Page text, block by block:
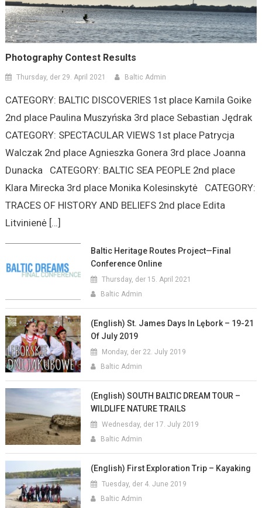
Photography Contest Results
Thursday, der 29. April 2021 Baltic Admin
CATEGORY: BALTIC DISCOVERIES 1st place Kamila Goike
2nd place Paulina Muszyńska 3rd place Sebastian Jędrak
CATEGORY: SPECTACULAR VIEWS 1st place Patrycja
Walczak 2nd place Agnieszka Gonera 3rd place Joanna
Dunacka CATEGORY: BALTIC SEA PEOPLE 2nd place
Klara Mirecka 3rd place Monika Kolesinskytė CATEGORY:
TRACES OF HISTORY AND BELIEFS 2nd place Edita
Litvinienė […]
Baltic Heritage Routes Project—Final
Conference Online
Thursday, der 15. April 2021
Baltic Admin
(English) St. James Days In Lębork – 19-21
Of July 2019
Monday, der 22. July 2019
Baltic Admin
(English) SOUTH BALTIC DREAM TOUR –
WILDLIFE NATURE TRAILS
Wednesday, der 17. July 2019
Baltic Admin
(English) First Exploration Trip – Kayaking
Tuesday, der 4. June 2019
Baltic Admin